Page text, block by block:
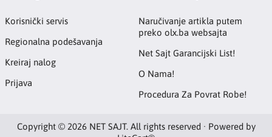
Korisnički servis
Regionalna podešavanja
Kreiraj nalog
Prijava
Naručivanje artikla putem
preko olx.ba websajta
Net Sajt Garancijski List!
O Nama!
Procedura Za Povrat Robe!
Copyright © 2026 NET SAJT. All rights reserved · Powered by